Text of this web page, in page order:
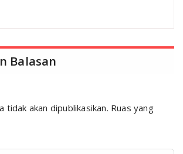
Balasan
tidak akan dipublikasikan. Ruas yang